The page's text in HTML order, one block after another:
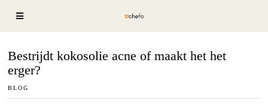
Bestrijdt kokosolie acne of maakt het het
erger?
BLOG